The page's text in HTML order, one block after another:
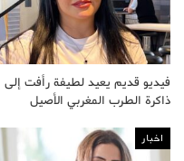
فيديو قديم يعيد لطيفة رأفت إلى
ذاكرة الطرب المغربي الأصيل
اخبار